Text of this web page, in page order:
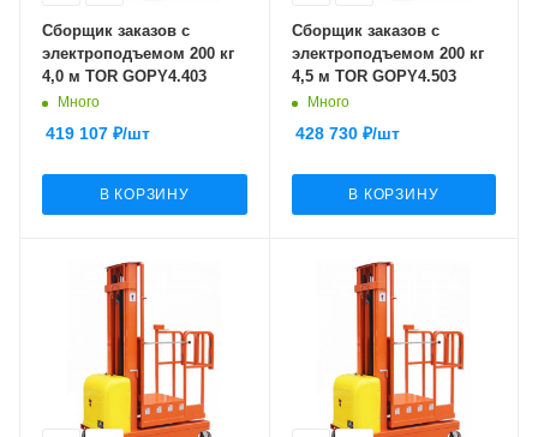
Сборщик заказов с
электроподъемом 200 кг
4,0 м TOR GOPY4.403
Много
419 107 ₽/шт
В КОРЗИНУ
Сборщик заказов с
электроподъемом 200 кг
4,5 м TOR GOPY4.503
Много
428 730₽/шт
В КОРЗИНУ